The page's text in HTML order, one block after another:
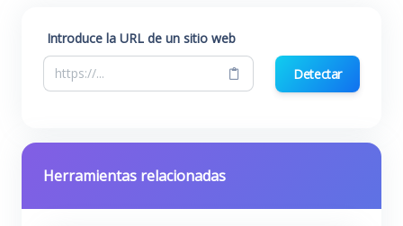
Introduce la URL de un sitio web
Detectar
Herramientas relacionadas